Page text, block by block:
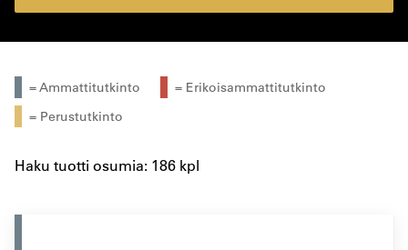
= Ammattitutkinto
= Erikoisammattitutkinto
= Perustutkinto
Haku tuotti osumia: 186 kpl